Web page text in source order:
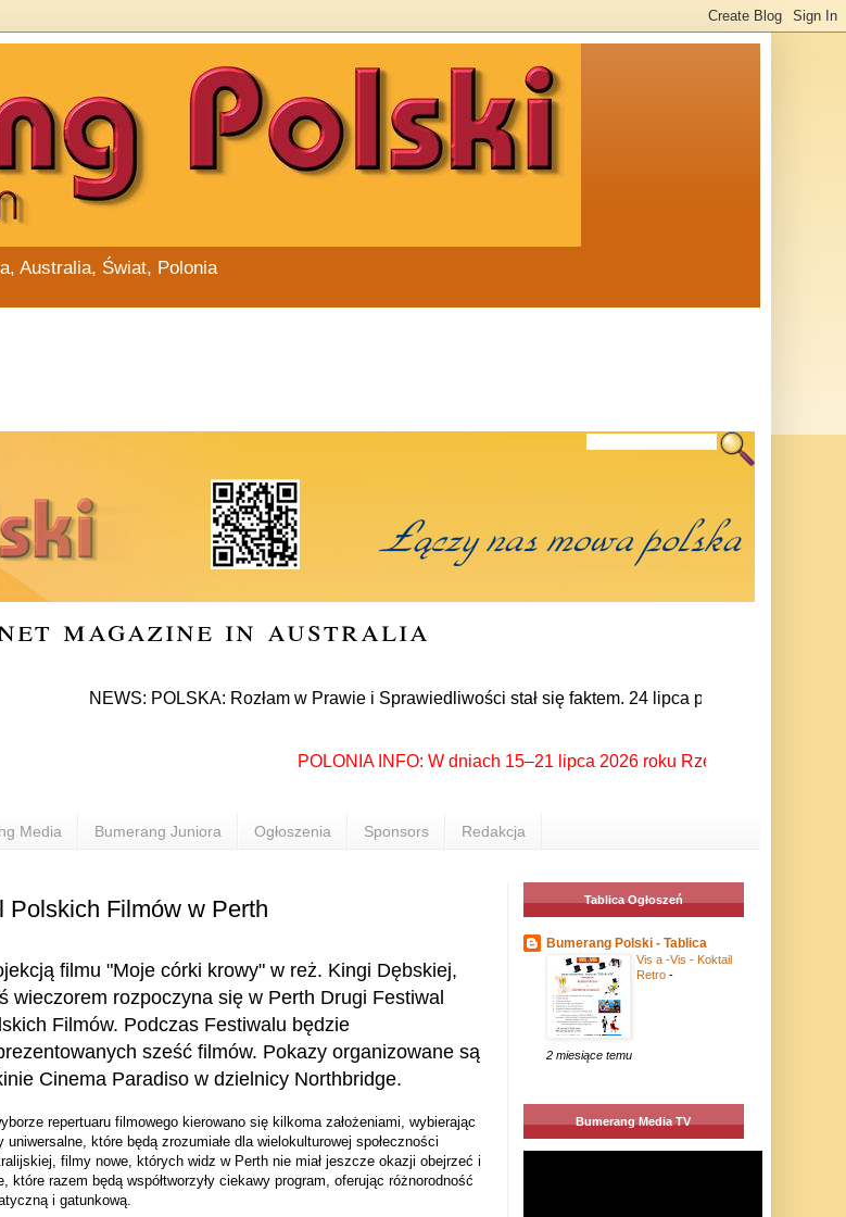
Australia, Świat, Polonia
magazine in australia
NEWS: POLSKA: Rozłam w Prawie i Sprawiedliwości stał się faktem. 24 lipca prezes partii
POLONIA INFO: W dniach 15–21 lipca 2026 roku Rzeszów ponownie
Media Bumerang Juniora Ogłoszenia Sponsors Redakcja
Polskich Filmów w Perth
filmu "Moje córki krowy" w reż. Kingi Dębskiej,
wieczorem rozpoczyna się w Perth Drugi Festiwal
Filmów. Podczas Festiwalu będzie
sześć filmów. Pokazy organizowane są
Cinema Paradiso w dzielnicy Northbridge.
repertuaru filmowego kierowano się kilkoma założeniami, wybierając
uniwersalne, które będą zrozumiałe dla wielokulturowej społeczności
filmy nowe, których widz w Perth nie miał jeszcze okazji obejrzeć i
które razem będą współtworzyły ciekawy program, oferując różnorodność
i gatunkową.
Tablica Ogłoszeń
Bumerang Polski - Tablica
Vis a -Vis - Koktail
Retro -
2 miesiące temu
Bumerang Media TV